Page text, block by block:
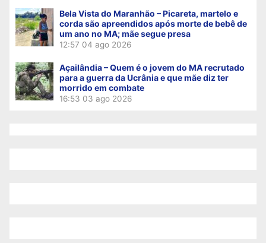
Bela Vista do Maranhão – Picareta, martelo e
corda são apreendidos após morte de bebê de
um ano no MA; mãe segue presa
12:57 04 ago 2026
Açailândia – Quem é o jovem do MA recrutado
para a guerra da Ucrânia e que mãe diz ter
morrido em combate
16:53 03 ago 2026